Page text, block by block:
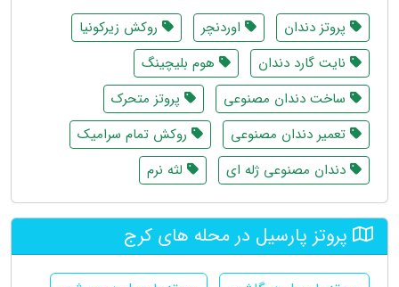
پروتز دندان اوردنچر
روکش زیرکونیا
نایت گارد دندان
هوم بلیچینگ
ساخت دندان مصنوعی
پروتز متحرک
تعمیر دندان مصنوعی
روکش تمام سرامیک
دندان مصنوعی ژله ای
لثه نرم
پروتز پارسیل در محله های کرج